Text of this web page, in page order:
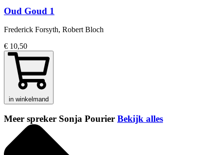
Oud Goud 1
Frederick Forsyth, Robert Bloch
€ 10,50
in winkelmand
Meer spreker Sonja Pourier Bekijk alles